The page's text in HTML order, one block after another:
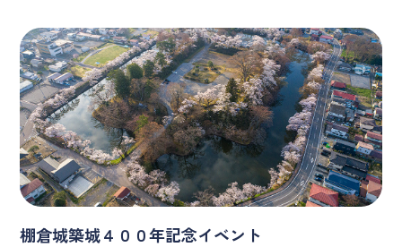
棚倉城築城４００年記念イベント